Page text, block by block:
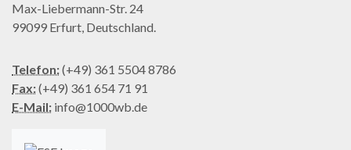
Max-Liebermann-Str. 24
99099 Erfurt, Deutschland.
Telefon:(+49) 361 5504 8786
Fax:(+49) 361 654 71 91
E-Mail: info@1000wb.de